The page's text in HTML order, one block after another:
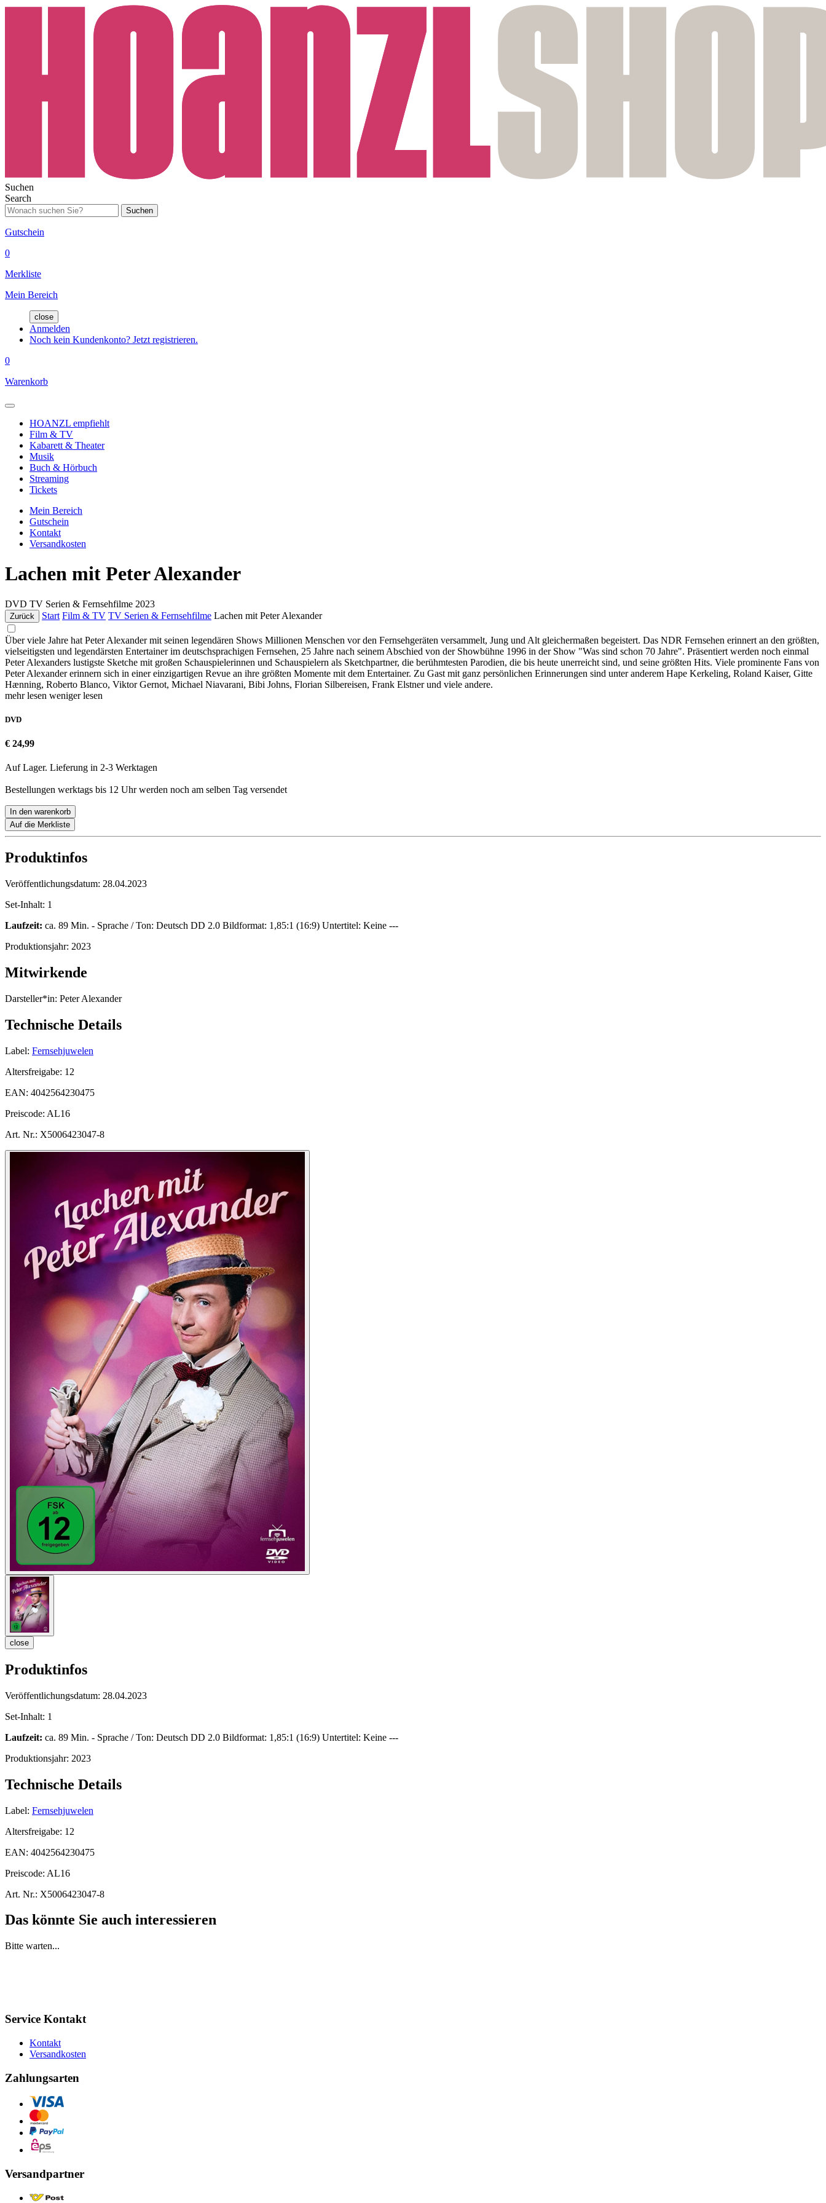
Suchen
Search
Suchen
Gutschein
0
Merkliste
Mein Bereich
close
Anmelden
Noch kein Kundenkonto? Jetzt registrieren.
0
Warenkorb
HOANZL empfiehlt
Film & TV
Kabarett & Theater
Musik
Buch & Hörbuch
Streaming
Tickets
Mein Bereich
Gutschein
Kontakt
Versandkosten
Lachen mit Peter Alexander
DVD TV Serien & Fernsehfilme 2023
Zurück Start Film & TV TV Serien & Fernsehfilme Lachen mit Peter Alexander
Über viele Jahre hat Peter Alexander mit seinen legendären Shows Millionen Menschen vor den Fernsehgeräten versammelt, Jung und Alt gleichermaßen begeistert. Das NDR Fernsehen erinnert an den größten,
vielseitigsten und legendärsten Entertainer im deutschsprachigen Fernsehen, 25 Jahre nach seinem Abschied von der Showbühne 1996 in der Show "Was sind schon 70 Jahre". Präsentiert werden noch einmal
Peter Alexanders lustigste Sketche mit großen Schauspielerinnen und Schauspielern als Sketchpartner, die berühmtesten Parodien, die bis heute unerreicht sind, und seine größten Hits. Viele prominente Fans von
Peter Alexander erinnern sich in einer einzigartigen Revue an ihre größten Momente mit dem Entertainer. Zu Gast mit ganz persönlichen Erinnerungen sind unter anderem Hape Kerkeling, Roland Kaiser, Gitte
Hænning, Roberto Blanco, Viktor Gernot, Michael Niavarani, Bibi Johns, Florian Silbereisen, Frank Elstner und viele andere.
mehr lesen weniger lesen
DVD
€ 24,99
Auf Lager. Lieferung in 2-3 Werktagen
Bestellungen werktags bis 12 Uhr werden noch am selben Tag versendet
In den warenkorb
Auf die Merkliste
Produktinfos
Veröffentlichungsdatum: 28.04.2023
Set-Inhalt: 1
Laufzeit: ca. 89 Min. - Sprache / Ton: Deutsch DD 2.0 Bildformat: 1,85:1 (16:9) Untertitel: Keine ---
Produktionsjahr: 2023
Mitwirkende
Darsteller*in: Peter Alexander
Technische Details
Label: Fernsehjuwelen
Altersfreigabe: 12
EAN: 4042564230475
Preiscode: AL16
Art. Nr.: X5006423047-8
close
Produktinfos
Veröffentlichungsdatum: 28.04.2023
Set-Inhalt: 1
Laufzeit: ca. 89 Min. - Sprache / Ton: Deutsch DD 2.0 Bildformat: 1,85:1 (16:9) Untertitel: Keine ---
Produktionsjahr: 2023
Technische Details
Label: Fernsehjuwelen
Altersfreigabe: 12
EAN: 4042564230475
Preiscode: AL16
Art. Nr.: X5006423047-8
Das könnte Sie auch interessieren
Bitte warten...
Service Kontakt
Kontakt
Versandkosten
Zahlungsarten
Versandpartner